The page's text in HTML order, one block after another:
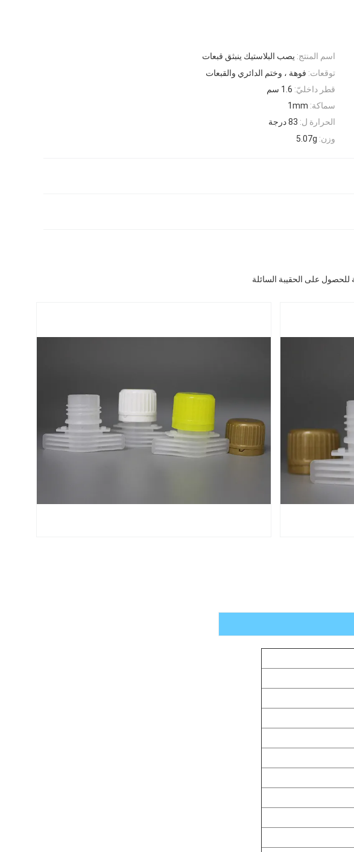
اسم المنتج: يصب البلاستيك ينبثق قبعات
توقعات: فوهة ، وختم الدائري والقبعات
قطر داخليّ: 1.6 سم
سماكة: 1mm
الحرارة ل: 83 درجة
وزن: 5.07g